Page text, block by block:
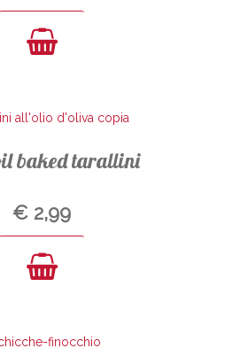
baked tarallini
€ 2,99